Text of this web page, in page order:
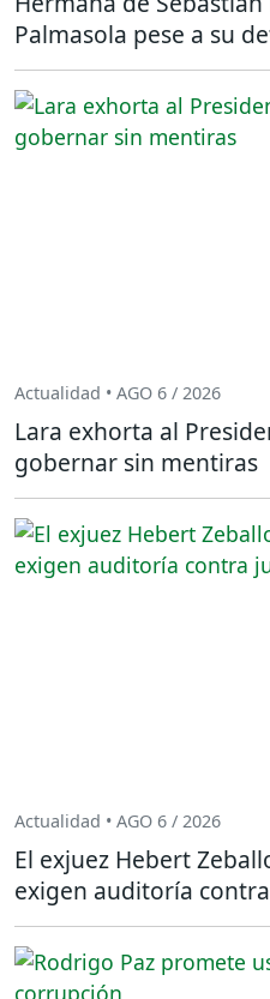
Palmasola pese a su
Actualidad • AGO 6 / 2026
Lara exhorta al
gobernar sin mentiras
Actualidad • AGO 6 / 2026
El exjuez Hebert
exigen auditoría